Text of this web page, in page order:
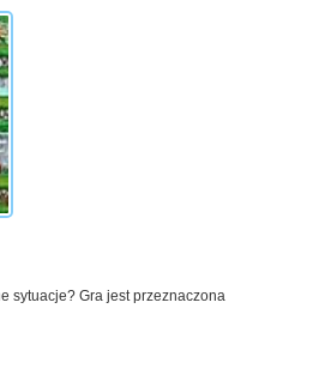
sytuacje? Gra jest przeznaczona